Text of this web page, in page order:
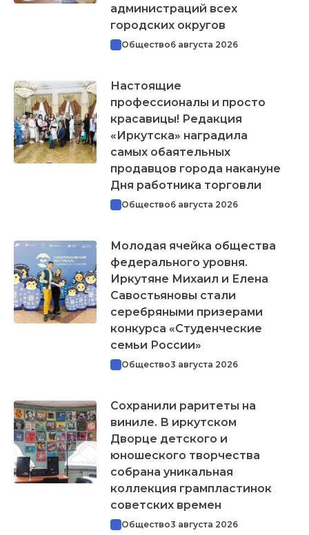
администраций всех
городских округов
Общество6 августа 2026
Настоящие
профессионалы и просто
красавицы! Редакция
«Иркутска» наградила
самых обаятельных
продавцов города накануне
Дня работника торговли
Общество6 августа 2026
Молодая ячейка общества
федерального уровня.
Иркутяне Михаил и Елена
Савостьяновы стали
серебряными призерами
конкурса «Студенческие
семьи России»
Общество3 августа 2026
Сохранили раритеты на
виниле. В иркутском
Дворце детского и
юношеского творчества
собрана уникальная
коллекция грампластинок
советских времен
Общество3 августа 2026